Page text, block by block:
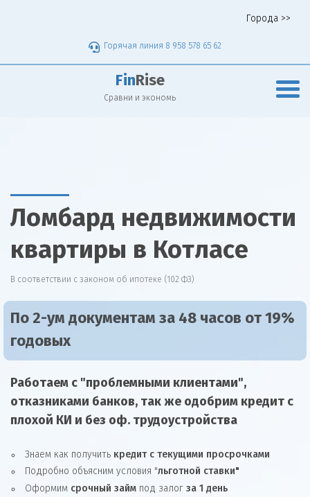
Города >>
Горячая линия 8 958 578 65 62
Fin Rise
Сравни и экономь
Ломбард недвижимости
квартиры в Котласе
В соответствии с законом об ипотеке (102 ФЗ)
По 2-ум документам за 48 часов от 19%
годовых
Работаем с "проблемными клиентами",
отказниками банков, так же одобрим кредит с
плохой КИ и без оф. трудоустройства
Знаем как получить кредит с текущими просрочками
Подробно объясним условия "льготной ставки"
Оформим срочный займ под залог за 1 день